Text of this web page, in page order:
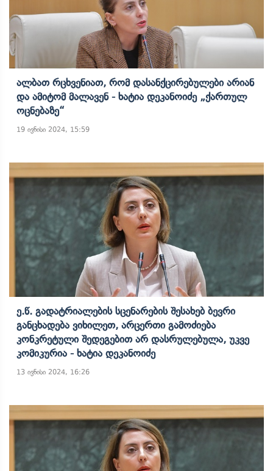
Ალბათ Რცხვენიათ, Რომ Დასანქცირებულები Არიან
Და Ამიტომ Მალავენ - Ხატია Დეკანოიძე „ქართულ
Ოცნებაზე“
19 ივნისი 2024, 15:59
Ე.წ. Გადატრიალების Სცენარების Შესახებ Ბევრი
Განცხადება Ვიხილეთ, Არცერთი Გამოძიება
Კონკრეტული Შედეგებით Არ Დასრულებულა, Უკვე
Კომიკურია - Ხატია Დეკანოიძე
13 ივნისი 2024, 16:26